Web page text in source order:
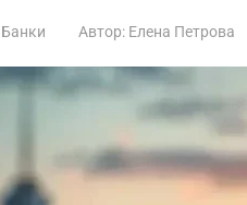
Банки Автор: Елена Петрова